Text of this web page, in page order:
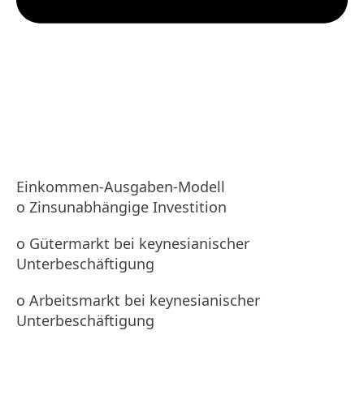
Einkommen-Ausgaben-Modell
o Zinsunabhängige Investition
o Gütermarkt bei keynesianischer
Unterbeschäftigung
o Arbeitsmarkt bei keynesianischer
Unterbeschäftigung